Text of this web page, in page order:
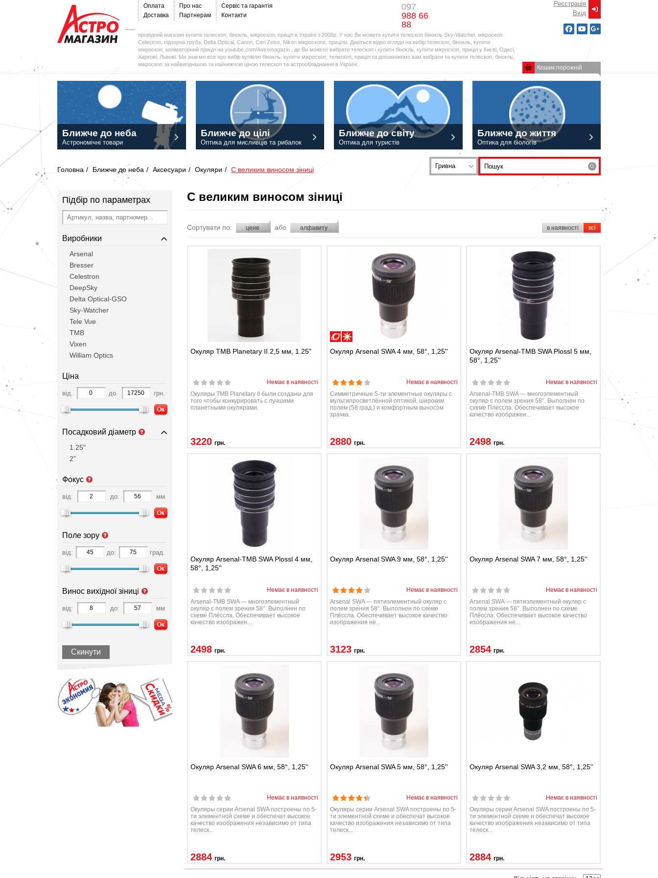
Оплата
Доставка
Про нас
Партнерам
Сервіс та гарантія
Контакти
097
988 66
88
провідний магазин купити телескоп, бінокль, мікроскоп, приціл в Україні з 2006р. У нас Ви можете купити телескоп бінокль Sky-Watcher, мікроскоп
Celestron, підзорна труба, Delta Optical, Canon, Carl Zeiss, Nikon мікроскопи, приціли. Дивіться відео огляди на вибір телескоп, бінокль, купити
мікроскоп, коліматорний приціл на youtube.com/Astromagazin , де Ви можете вибрати телескоп і купити бінокль, купити мікроскоп, приціл у Києві, Одесі,
Харкові, Львові. Ми знаємо все про вибір купівлю бінокль, купити мікроскоп, телескоп, приціл та допоможемо вам вибрати та купити телескоп, бінокль,
мікроскоп за найвигіднішою та найнижчою ціною телескоп та астрообладнання в Україні.
Реєстрація
Вxід
Кошик порожній
Ближче до неба
Астрономічні товари
Ближче до цілі
Оптика для мисливців та рибалок
Ближче до світу
Оптика для туристів
Ближче до життя
Оптика для біологів
Головна / Ближче до неба / Аксесуари / Окуляри / С великим виносом зіниці Гривна
Підбір по параметрах
Виробники
Arsenal
Bresser
Celestron
DeepSky
Delta Optical-GSO
Sky-Watcher
Tele Vue
TMB
Vixen
William Optics
Ціна
від. до. грн.
Посадковий діаметр
1.25"
2"
Фокус
від: до: мм
Поле зору
від: до: град.
Винос вихідної зіниці
від: до: мм
Скинути
С великим виносом зіниці
Сортувати по: цене або алфавиту в наявності всі
Окуляр TMB Planetary II 2,5 мм, 1.25"
Немає в наявності
Окуляры TMB Planetary II были созданы для
того чтобы конкурировать с лучшими
планетными окулярами.
3220 грн.
Окуляр Arsenal SWA 4 мм, 58°, 1,25''
Немає в наявності
Симметричные 5-ти элементные окуляры с
мультипросветлённой оптикой, широким
полем (58 град.) и комфортным выносом
зрачка.
2880 грн.
Окуляр Arsenal-TMB SWA Plossl 5 мм,
58°, 1,25''
Немає в наявності
Arsenal-TMB SWA — многоэлементный
окуляр с полем зрения 58°. Выполнен по
схеме Плёссла. Обеспечивает высокое
качество изображен...
2498 грн.
Окуляр Arsenal-TMB SWA Plossl 4 мм,
58°, 1,25''
Немає в наявності
Arsenal-TMB SWA — многоэлементный
окуляр с полем зрения 58°. Выполнен по
схеме Плёссла. Обеспечивает высокое
качество изображен...
2498 грн.
Окуляр Arsenal SWA 9 мм, 58°, 1,25''
Немає в наявності
Arsenal SWA — пятиэлементный окуляр с
полем зрения 58°. Выполнен по схеме
Плёссла. Обеспечивает высокое качество
изображения не...
3123 грн.
Окуляр Arsenal SWA 7 мм, 58°, 1,25''
Немає в наявності
Arsenal SWA — пятиэлементный окуляр с
полем зрения 58°. Выполнен по схеме
Плёссла. Обеспечивает высокое качество
изображения не...
2854 грн.
Окуляр Arsenal SWA 6 мм, 58°, 1,25''
Немає в наявності
Окуляры серии Arsenal SWA построены по 5-
ти элементной схеме и обеспечат высокое
качество изображения независимо от типа
телеск...
2884 грн.
Окуляр Arsenal SWA 5 мм, 58°, 1,25''
Немає в наявності
Окуляры серии Arsenal SWA построены по 5-
ти элементной схеме и обеспечат высокое
качество изображения независимо от типа
телеск...
2953 грн.
Окуляр Arsenal SWA 3,2 мм, 58°, 1,25''
Немає в наявності
Окуляры серии Arsenal SWA построены по 5-
ти элементной схеме и обеспечат высокое
качество изображения независимо от типа
телеск...
2884 грн.